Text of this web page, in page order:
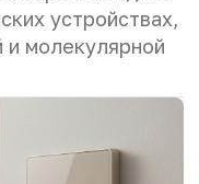
устройствах,
и молекулярной